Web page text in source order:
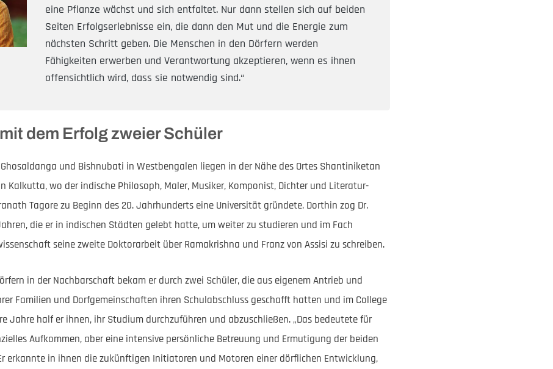
eine Pflanze wächst und sich entfaltet. Nur dann stellen sich auf beiden
Seiten Erfolgserlebnisse ein, die dann den Mut und die Energie zum
nächsten Schritt geben. Die Menschen in den Dörfern werden
Fähigkeiten erwerben und Verantwortung akzeptieren, wenn es ihnen
offensichtlich wird, dass sie notwendig sind.“
dem Erfolg zweier Schüler
und Bishnubati in Westbengalen liegen in der Nähe des Ortes Shantiniketan
Kalkutta, wo der indische Philosoph, Maler, Musiker, Komponist, Dichter und Literatur-
Tagore zu Beginn des 20. Jahrhunderts eine Universität gründete. Dorthin zog Dr.
die er in indischen Städten gelebt hatte, um weiter zu studieren und im Fach
seine zweite Doktorarbeit über Ramakrishna und Franz von Assisi zu schreiben.
in der Nachbarschaft bekam er durch zwei Schüler, die aus eigenem Antrieb und
Familien und Dorfgemeinschaften ihren Schulabschluss geschafft hatten und im College
Jahre half er ihnen, ihr Studium durchzuführen und abzuschließen. „Das bedeutete für
Aufkommen, aber eine intensive persönliche Betreuung und Ermutigung der beiden
erkannte in ihnen die zukünftigen Initiatoren und Motoren einer dörflichen Entwicklung,